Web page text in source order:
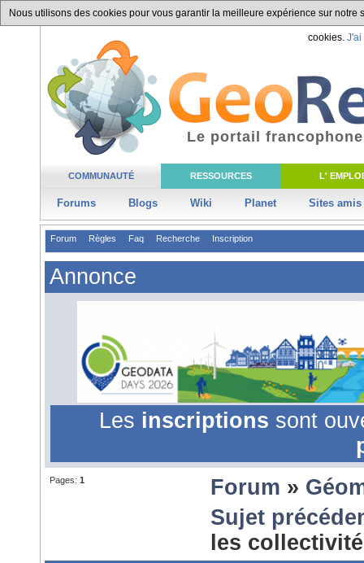
Nous utilisons des cookies pour vous garantir la meilleure expérience sur
cookies. J'ai
COMMUNAUTÉ RESSOURCES L' EMPLOI
Forums Blogs Wiki Planet Sites amis
Le portail
Forum Règles Faq Recherche Inscription
Annonce
Les inscriptions sont
Pages: 1 Forum »
Sujet
les